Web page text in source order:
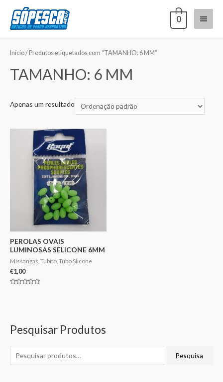
0
Pesquisar Produtos
Pesquisa
Início/ Produtos etiquetados com “TAMANHO: 6 MM”
TAMANHO: 6 MM
Apenas um resultado
PEROLAS OVAIS
LUMINOSAS SELICONE 6MM
Missangas, Tubito, Tubo Slicone
€1,00